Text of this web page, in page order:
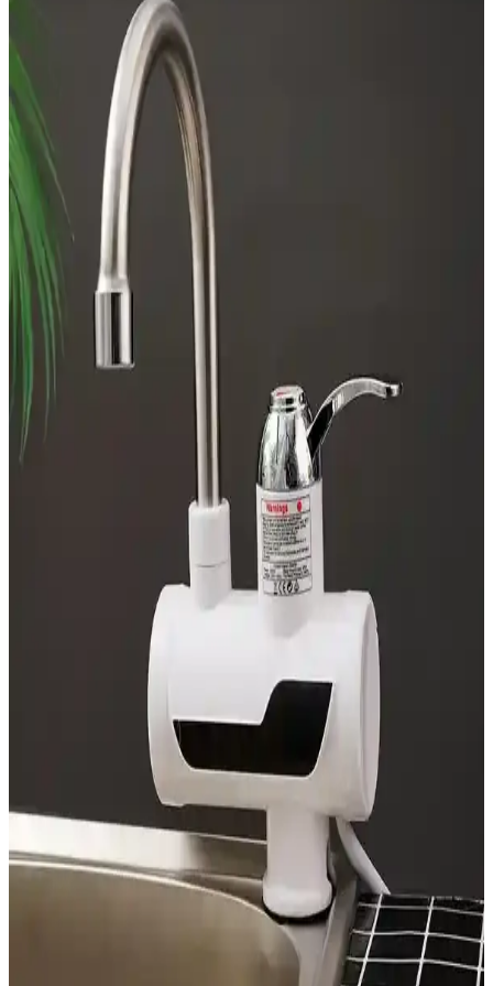
tercihine dikkat edilmelidir.
Tezgah Derinliğinde Buzdolabı Seçimi: Markalar,
Modeller ve Fiyat Performans Analizi
Tezgah derinliğinde buzdolabı seçimi, mutfak tasarımına uyum,
dayanıklılık ve fiyat performansını içerir. LG, Bosch, Fisher &
Paykel gibi markaların modelleri ve özellikleri karşılaştırılır.
Modern Mutfak Robotları: Günümüz
Mutfaklarının Vazgeçilmez Teknolojik Çözümleri
Günümüzde mutfak robotları, çok fonksiyonlu ve kullanışlı
tasarımlarıyla zaman ve enerji tasarrufu sağlıyor, mutfakta verimliliği
artırıyor.
10 İşlevli Çok Fonksiyonlu Mutfak Robotları ve
Kullanım Avantajları
Gelişen mutfak teknolojileri ile 10 fonksiyonlu mutfak robotları,
zamandan ve enerjiden tasarruf ederek mutfakta pratik çözümler
Özel Gereksinimli Bireyler İçin Basit Kontrollü
Airfryer Seçim Rehberi
Özel gereksinimli bireyler için basit döner düğmeli ve az butonlu
airfryer modelleri önerilmektedir. Bu cihazlar, kullanım kolaylığı ve
güvenlik sağlar, bağımsız yemek hazırlamayı destekler.
Dökme Demir Ocak Izgaralarının Dayanıklılığı,
Temizlik ve Kullanım Avantajları
Dökme demir ocak ızgaraları dayanıklılıkları ve sağlam yapılarıyla
öne çıkar. Temizlikte zorluklar yaşansa da düzenli bakım ve uygun
yöntemlerle uzun ömürlü kullanımları mümkündür.
Elektrikli Kıyma Makineleri: Mutfakta Pratiklik ve
Hijyen Sağlayan Çözümler
Elektrikli kıyma makineleri, dayanıklı malzemeleri ve gelişmiş
özellikleriyle mutfakta pratiklik sağlar, hijyen ve güvenlik sunar,
Hızlı Su Isıtıcıları: Modern Yaşam İçin Güvenilir ve